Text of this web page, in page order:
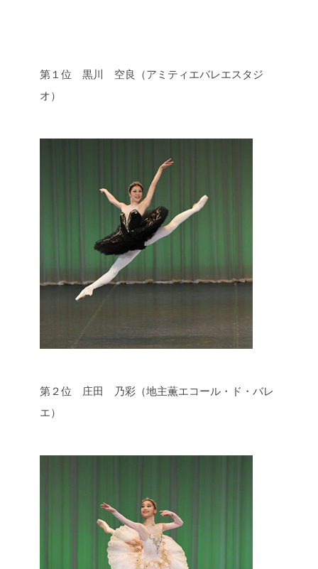
第１位 黒川 空良（アミティエバレエスタジ
オ）
第２位 庄田 乃彩（地主薫エコール・ド・バレ
エ）​